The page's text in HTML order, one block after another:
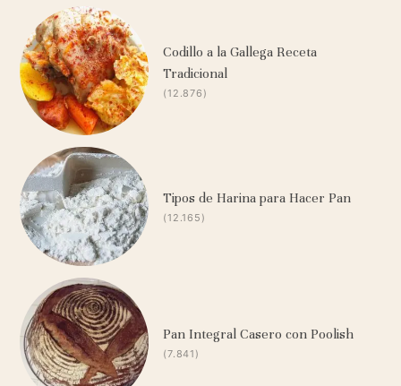
Codillo a la Gallega Receta
Tradicional
(12.876)
Tipos de Harina para Hacer Pan
(12.165)
Pan Integral Casero con Poolish
(7.841)